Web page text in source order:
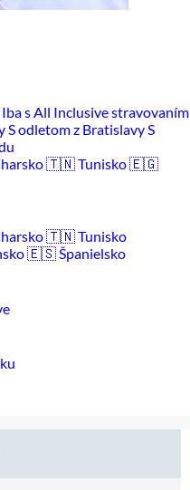
Iba s All Inclusive stravovaním
S odletom z BratislavyS
🇹🇳 Tunisko🇪🇬
🇹🇳 Tunisko
🇪🇸 Španielsko